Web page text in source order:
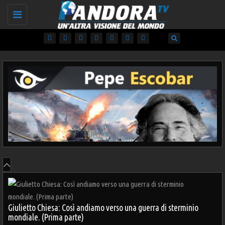
Toggle
03/03/2022
Giulietto Chiesa: Così andiamo verso una guerra di sterminio
mondiale. (Prima parte)
11/05/2019